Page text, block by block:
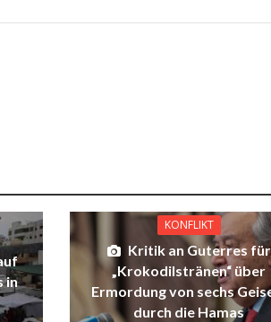
in
KONFLIKT
Kritik an Guterres für
„Krokodilstränen“ über
Ermordung von sechs
durch die Hamas